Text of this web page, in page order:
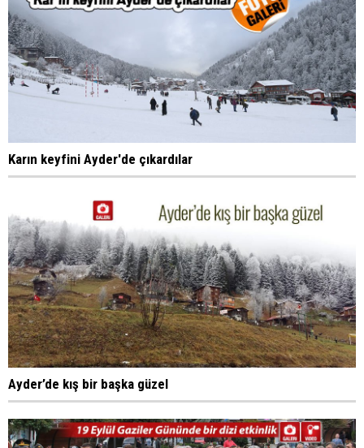
Karın keyfini Ayder'de çıkardılar
Ayder’de kış bir başka güzel